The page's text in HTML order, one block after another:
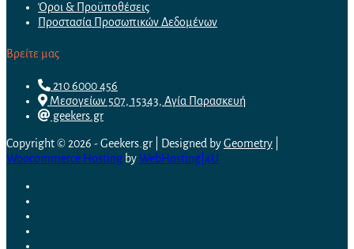
Όροι & Προϋποθέσεις
Προστασία Προσωπικών Δεδομένων
Βρείτε μας
210 6000 456
Μεσογείων 507, 15343, Αγία Παρασκευή
geekers.gr
Copyright © 2026 - Geekers.gr | Designed byGeometry
Woocommerce Hosting byWebHosting|4U